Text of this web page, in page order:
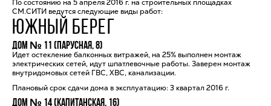
По состоянию на 5 апреля 2016 г. на строительных площадках
СМ.СИТИ ведутся следующие виды работ:
ЮЖНЫЙ БЕРЕГ
Дом № 11 (Парусная, 8)
Идет остекление балконных витражей, на 25% выполнен монтаж
электрических сетей, идут шпатлевочные работы. Заверен монтаж
внутридомовых сетей ГВС, ХВС, канализации.
Плановый срок сдачи дома в эксплуатацию: 3 квартал 2016 г.
Дом № 14 (Капитанская, 16)